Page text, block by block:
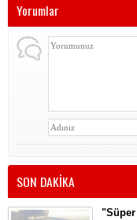
Yorumlar
SON DAKİKA
"Süper